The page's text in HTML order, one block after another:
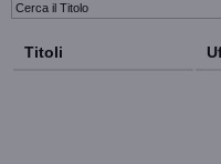
Titoli